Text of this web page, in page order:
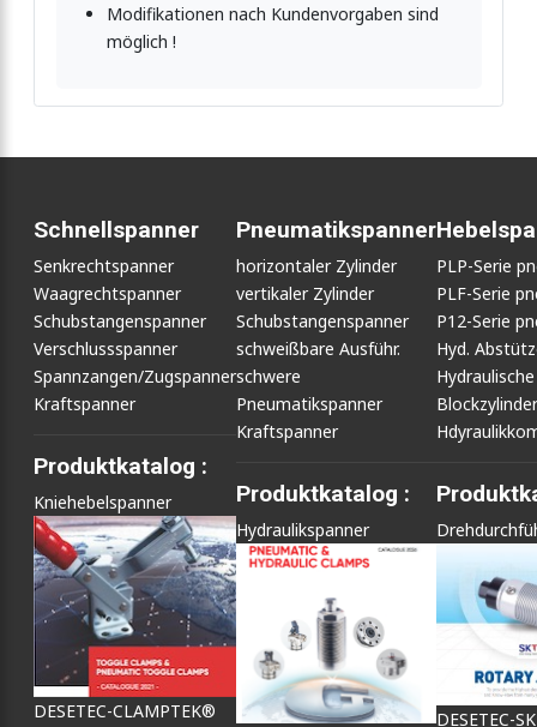
Modifikationen nach Kundenvorgaben sind
möglich !
Schnellspanner
Senkrechtspanner
Waagrechtspanner
Schubstangenspanner
Verschlussspanner
Spannzangen/Zugspanner
Kraftspanner
Produktkatalog :
Kniehebelspanner
DESETEC-CLAMPTEK®
Pneumatikspanner
horizontaler Zylinder
vertikaler Zylinder
Schubstangenspanner
schweißbare Ausführ.
schwere
Pneumatikspanner
Kraftspanner
Produktkatalog :
Hydraulikspanner
PLP-Serie
PLF-Serie
P12-Serie
Hyd.
Hydraulische
Blockzylinder
DESETEC-